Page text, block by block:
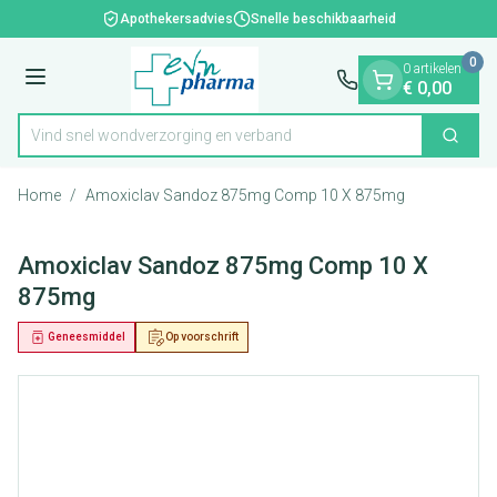
Ga naar de inhoudApothekersadvies Snelle beschikbaarheid
Menu
Product, merk, categorie...
Vind snel wondverzorging en verband Zoek
0 artikelen
€ 0,00
0
Home / Amoxiclav Sandoz 875mg Comp 10 X 875mg
Amoxiclav Sandoz 875mg Comp 10 X
875mg
Op voorschrift
Geneesmiddel